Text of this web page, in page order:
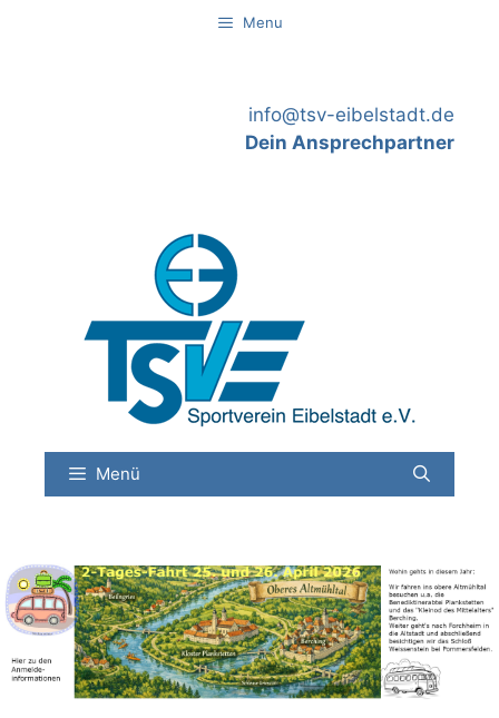
Menu
info@tsv-eibelstadt.de
Dein Ansprechpartner
Menü